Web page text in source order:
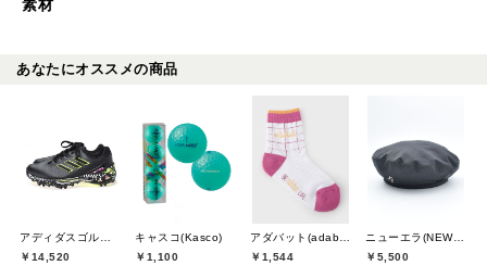
素材
あなたにオススメの商品
￥14,520
キャスコ(Kasco)
￥1,100
￥1,544
ニューエラ(NEW ERA)
￥5,500